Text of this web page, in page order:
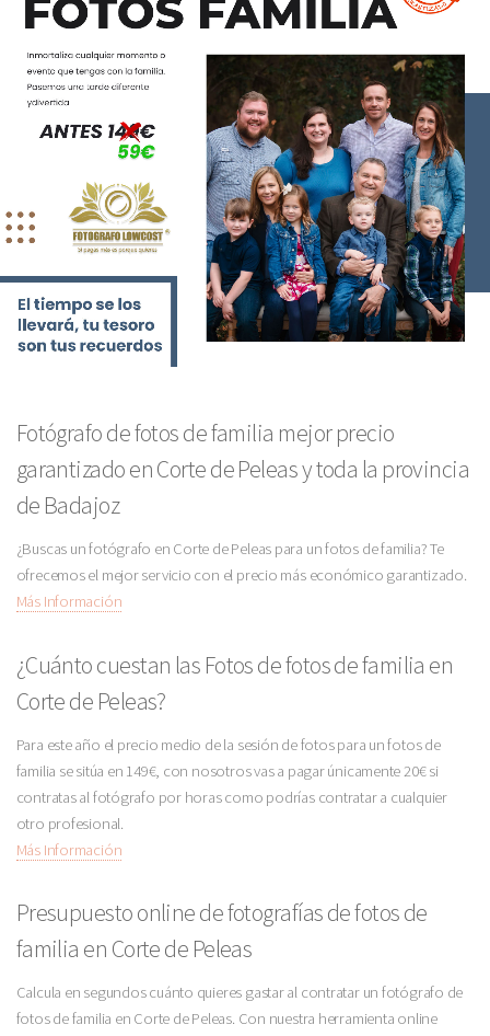
Fotógrafo de fotos de familia mejor precio
garantizado en Corte de Peleas y toda la provincia
de Badajoz
¿Buscas un fotógrafo en Corte de Peleas para un fotos de familia? Te
ofrecemos el mejor servicio con el precio más económico garantizado.
Más Información
¿Cuánto cuestan las Fotos de fotos de familia en
Corte de Peleas?
Para este año el precio medio de la sesión de fotos para un fotos de
familia se sitúa en 149€, con nosotros vas a pagar únicamente 20€ si
contratas al fotógrafo por horas como podrías contratar a cualquier
otro profesional.
Más Información
Presupuesto online de fotografías de fotos de
familia en Corte de Peleas
Calcula en segundos cuánto quieres gastar al contratar un fotógrafo de
fotos de familia en Corte de Peleas. Con nuestra herramienta online